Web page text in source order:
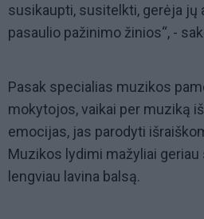
susikaupti, susitelkti, gerėja jų
pasaulio pažinimo žinios“, -
Pasak specialias muzikos
mokytojos, vaikai per muziką
emocijas, jas parodyti
Muzikos lydimi mažyliai geriau
lengviau lavina balsą.